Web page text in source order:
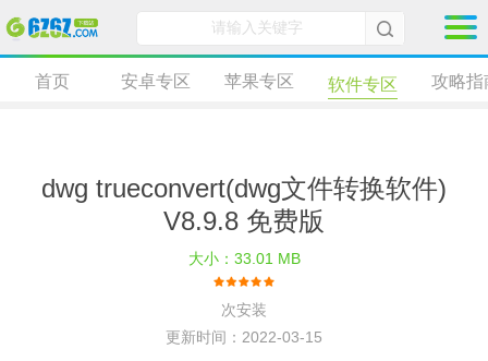
首页 安卓专区 苹果专区 软件专区 攻略指
dwg trueconvert(dwg文件转换软件)
V8.9.8 免费版
大小：33.01 MB
次安装
更新时间：2022-03-15